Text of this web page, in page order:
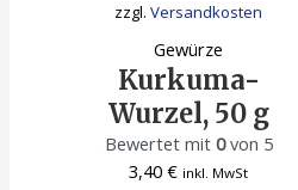
zzgl.Versandkosten
Gewürze
Kurkuma-
Wurzel, 50 g
Bewertet mit 0von 5
3,40€ inkl. MwSt